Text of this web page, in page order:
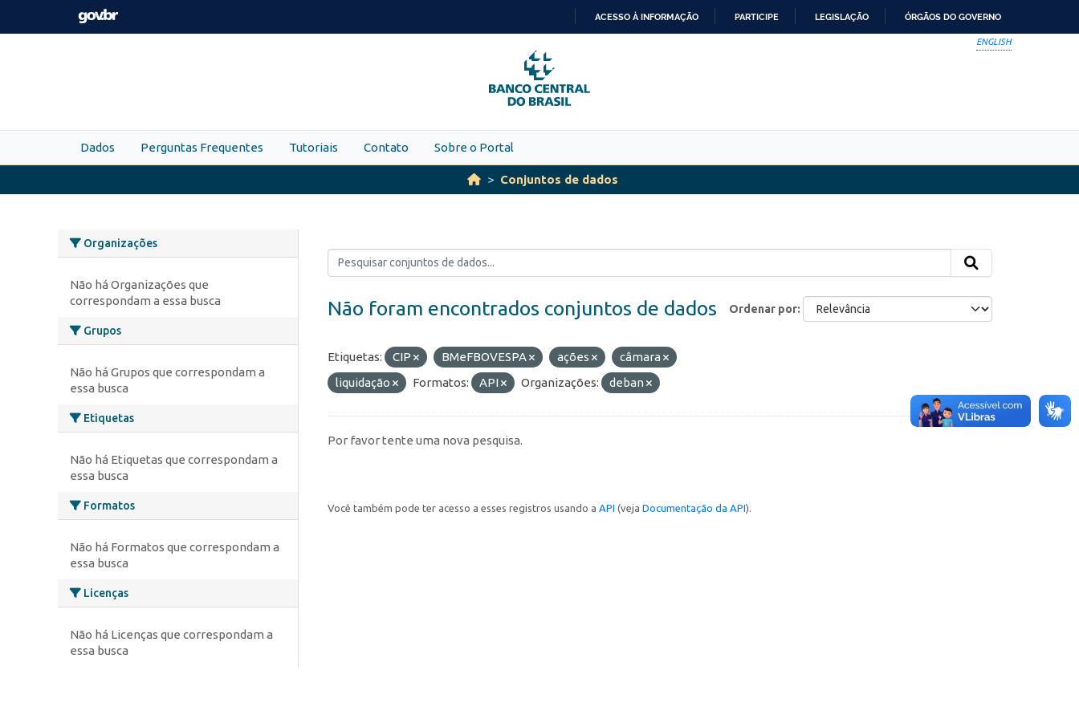
Skip to main content
PARA
O
CONTEÚDO
ACESSO À INFORMAÇÃO PARTICIPE LEGISLAÇÃO ÓRGÃOS DO GOVERNO
ENGLISH
Dados Perguntas Frequentes Tutoriais Contato Sobre o Portal
Conjuntos de dados
Organizações
Não há Organizações que
correspondam a essa busca
Grupos
Não há Grupos que correspondam a
essa busca
Etiquetas
Não há Etiquetas que correspondam a
essa busca
Formatos
Não há Formatos que correspondam a
essa busca
Licenças
Não há Licenças que correspondam a
essa busca
Ordenar por
Não foram encontrados conjuntos de dados
Etiquetas: CIP BMeFBOVESPA ações
câmara
liquidação
Formatos: API Organizações: deban
Por favor tente uma nova pesquisa.
Você também pode ter acesso a esses registros usando a API (veja Documentação da API).